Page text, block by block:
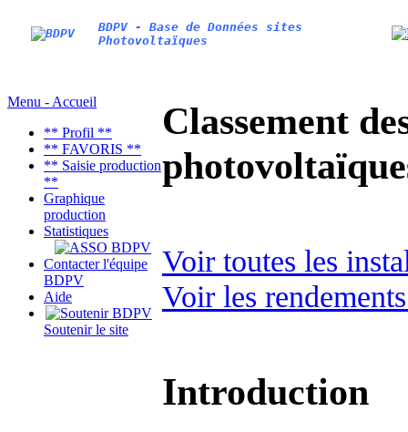
BDPV - Base de Données sites
Photovoltaïques
Menu - Accueil
** Profil **
** FAVORIS **
** Saisie production
**
Graphique
production
Statistiques
Contacter l'équipe
BDPV
Aide
Soutenir le site
Classement
Voir toutes les
Voir les
Introduction